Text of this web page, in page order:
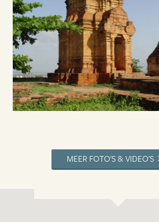
MEER FOTO'S & VIDEO'S